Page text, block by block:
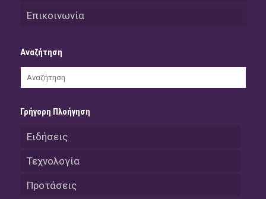
Επικοινωνία
Αναζήτηση
Γρήγορη Πλοήγηση
Ειδήσεις
Τεχνολογία
Προτάσεις